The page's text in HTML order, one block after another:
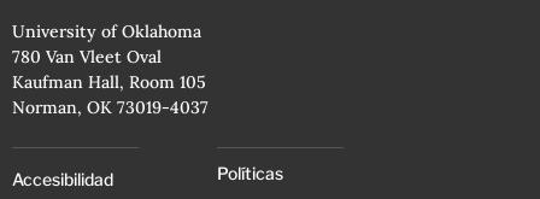
University of Oklahoma
780 Van Vleet Oval
Kaufman Hall, Room 105
Norman, OK 73019-4037
Accesibilidad
Políticas